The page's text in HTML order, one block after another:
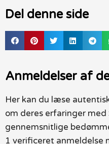
Del denne side
Anmeldelser af
Her kan du læse
om deres erfaringer med
gennemsnitlige
1 verificeret anmeldelse